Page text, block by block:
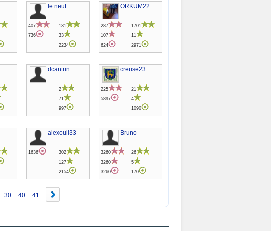
le neuf
407
736
131
33
2234
ORKUM22
287
107
624
1701
11
2971
dcantrin
2
71
997
creuse23
225
5897
21
4
1090
alexouil33
1636
302
127
2154
Bruno
3260
3260
3260
26
5
170
30 40 41